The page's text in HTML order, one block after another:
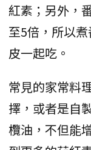
紅素；另外，
至5倍，所以
皮一起吃。
常見的家常料
擇，或者是自
欖油，不但能